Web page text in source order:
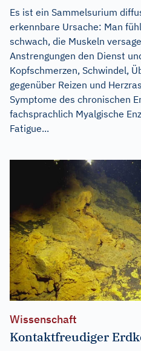
Es ist ein Sammelsurium
erkennbare Ursache: Man
schwach, die Muskeln
Anstrengungen den Dienst
Kopfschmerzen, Schwindel,
gegenüber Reizen und
Symptome des chronischen
fachsprachlich Myalgische
Fatigue...
Wissenschaft
Kontaktfreudiger